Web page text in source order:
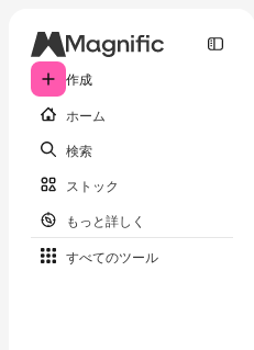
作成
ホーム
検索
ストック
もっと詳しく
すべてのツール